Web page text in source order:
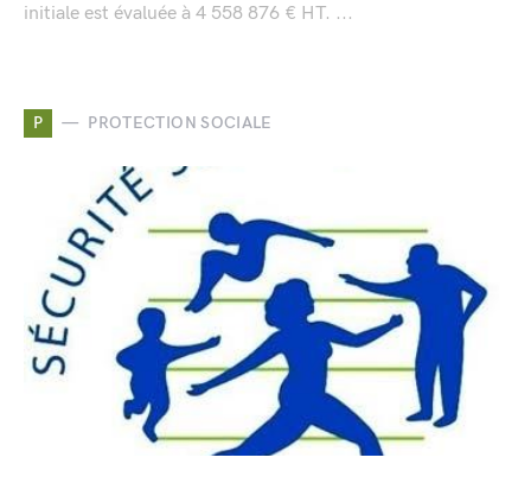
initiale est évaluée à 4 558 876 € HT. ...
P PROTECTION SOCIALE